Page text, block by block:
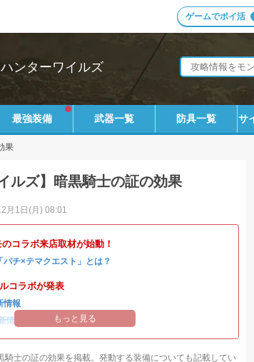
ゲームでポイ活
ンターワイルズ
最強装備 武器一覧 防具一覧 サ
果
ルズ】暗黒騎士の証の効果
月1日(月) 08:01
コラボ来店取材が始動！
パチ×テマクエスト」とは？
コラボが発表
情報
情報 オメガ・プラネテス攻略
もっと見る
騎士の証の効果を掲載。発動する装備についても記載してい